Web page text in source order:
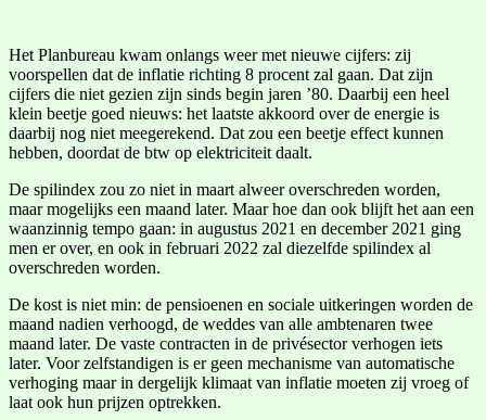
Het Planbureau kwam onlangs weer met nieuwe cijfers: zij
voorspellen dat de inflatie richting 8 procent zal gaan. Dat zijn
cijfers die niet gezien zijn sinds begin jaren ’80. Daarbij een heel
klein beetje goed nieuws: het laatste akkoord over de energie is
daarbij nog niet meegerekend. Dat zou een beetje effect kunnen
hebben, doordat de btw op elektriciteit daalt.
De spilindex zou zo niet in maart alweer overschreden worden,
maar mogelijks een maand later. Maar hoe dan ook blijft het aan een
waanzinnig tempo gaan: in augustus 2021 en december 2021 ging
men er over, en ook in februari 2022 zal diezelfde spilindex al
overschreden worden.
De kost is niet min: de pensioenen en sociale uitkeringen worden de
maand nadien verhoogd, de weddes van alle ambtenaren twee
maand later. De vaste contracten in de privésector verhogen iets
later. Voor zelfstandigen is er geen mechanisme van automatische
verhoging maar in dergelijk klimaat van inflatie moeten zij vroeg of
laat ook hun prijzen optrekken.